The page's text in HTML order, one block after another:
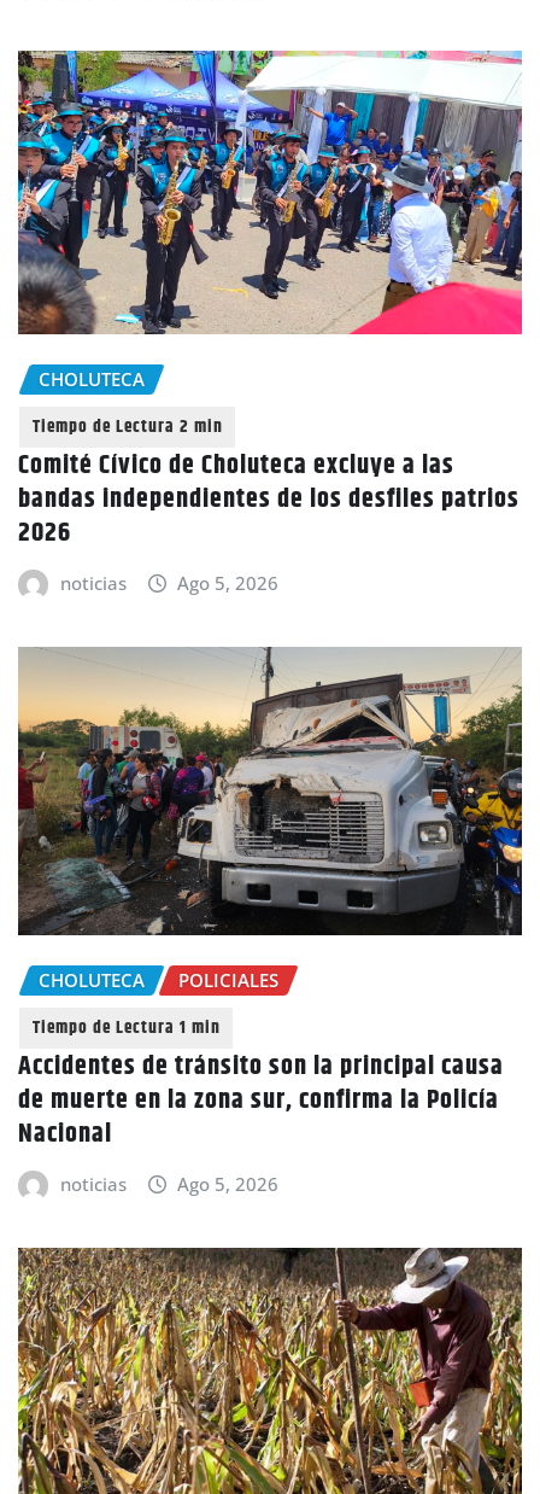
CHOLUTECA
Comité Cívico de Choluteca excluye a las
bandas independientes de los desfiles patrios
2026
noticias Ago 5, 2026
CHOLUTECA POLICIALES
Accidentes de tránsito son la principal causa
de muerte en la zona sur, confirma la Policía
Nacional
noticias Ago 5, 2026